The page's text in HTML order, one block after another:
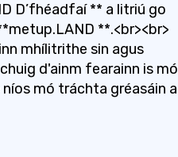
D’fhéadfaí ** a litriú go
**.<br><br>
mhílitrithe sin agus
d'ainm fearainn is mó
níos mó tráchta gréasáin a